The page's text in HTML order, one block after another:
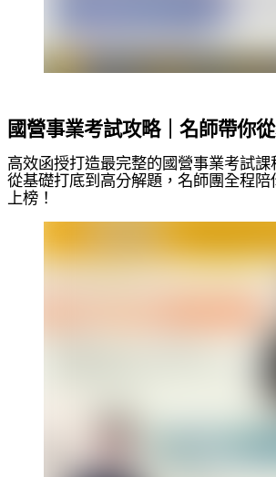
國營事業考試攻略｜名師帶你
高效函授打造最完整的國營事業考試課
從基礎打底到高分解題，名師團全程
上榜！